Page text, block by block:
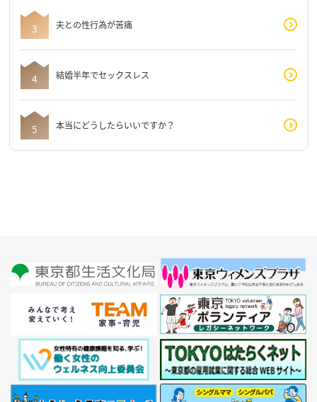
夫との性行為が苦痛
結婚半年でセックスレス
本当にどうしたらいいですか？